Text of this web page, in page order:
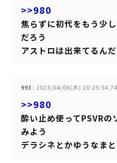
>>980
焦らずに初代をもう少
だろう
アストロは出来てるん
993 : 2023/04/06(木)
>>980
酔い止め使ってPSVRの
みよう
デラシネとかゆうなま